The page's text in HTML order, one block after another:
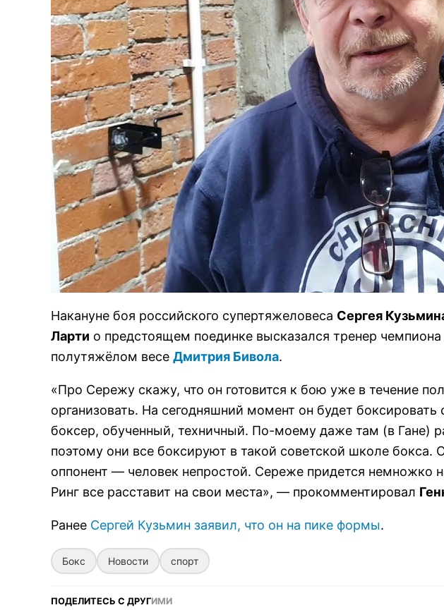
Накануне боя российского супертяжеловеса Сергея
Ларти о предстоящем поединке высказался тренер
полутяжёлом весе Дмитрия Бивола.
«Про Сережу скажу, что он готовится к бою уже в течение
организовать. На сегодняшний момент он будет
боксер, обученный, техничный. По-моему даже там (в Гане)
поэтому они все боксируют в такой советской школе бокса.
оппонент — человек непростой. Сереже придется немножко
Ринг все расставит на свои места», — прокомментировал
Ранее Сергей Кузьмин заявил, что он на пике формы.
Бокс Новости спорт
ПОДЕЛИТЕСЬ С ДРУГИМИ